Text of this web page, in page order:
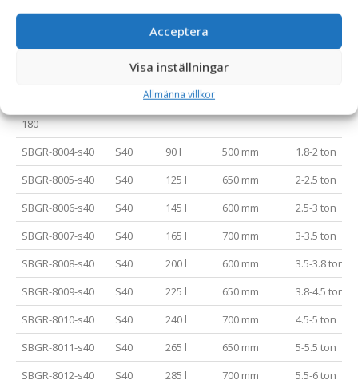
Acceptera
Visa inställningar
Allmänna villkor
65 l
S30/150 90 l 500 mm
180
SBGR-8004-s40 S40 90 l 500 mm
1.8-2 ton
SBGR-8005-s40
S40 125 l 650 mm
2-2.5 ton
SBGR-8006-s40
S40 145 l 600 mm
2.5-3 ton
SBGR-8007-s40
S40 165 l 700 mm
3-3.5 ton
SBGR-8008-s40
S40 200 l 600 mm
3.5-3.8 ton
SBGR-8009-s40
S40 225 l 650 mm
3.8-4.5 ton
SBGR-8010-s40
S40 240 l 700 mm
4.5-5 ton
SBGR-8011-s40
S40 265 l 650 mm
5-5.5 ton
SBGR-8012-s40
S40 285 l 700 mm
5.5-6 ton